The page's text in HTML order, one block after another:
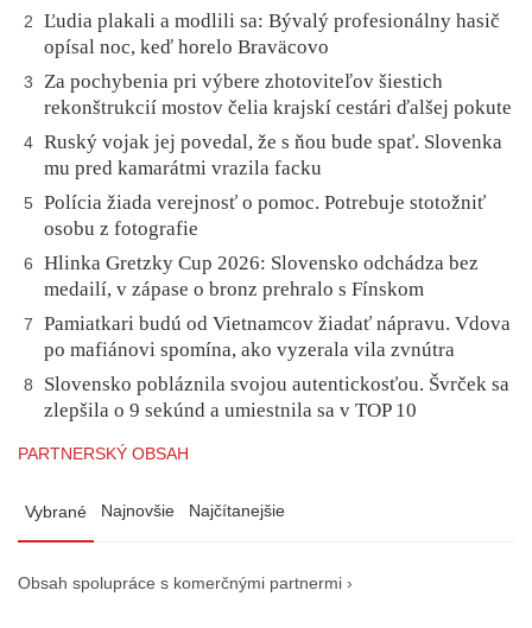
2
Ľudia plakali a modlili sa: Bývalý profesionálny hasič
opísal noc, keď horelo Braväcovo
3
Za pochybenia pri výbere zhotoviteľov šiestich
rekonštrukcií mostov čelia krajskí cestári ďalšej pokute
4 Ruský vojak jej povedal, že s ňou bude spať. Slovenka
mu pred kamarátmi vrazila facku
5
Polícia žiada verejnosť o pomoc. Potrebuje stotožniť
osobu z fotografie
6
Hlinka Gretzky Cup 2026: Slovensko odchádza bez
medailí, v zápase o bronz prehralo s Fínskom
7
Pamiatkari budú od Vietnamcov žiadať nápravu. Vdova
po mafiánovi spomína, ako vyzerala vila zvnútra
8
Slovensko pobláznila svojou autentickosťou. Švrček sa
zlepšila o 9 sekúnd a umiestnila sa v TOP 10
PARTNERSKÝ OBSAH
Vybrané Najnovšie Najčítanejšie
Obsah spolupráce s komerčnými partnermi ›